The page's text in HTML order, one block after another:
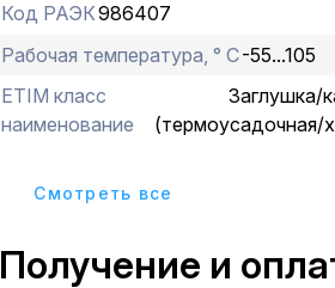
Код РАЭК986407
Рабочая температура, ° С-55...105
ETIM класс
наименование
Заглушка/
(термоусадочная/
Cмотреть все
Получение и